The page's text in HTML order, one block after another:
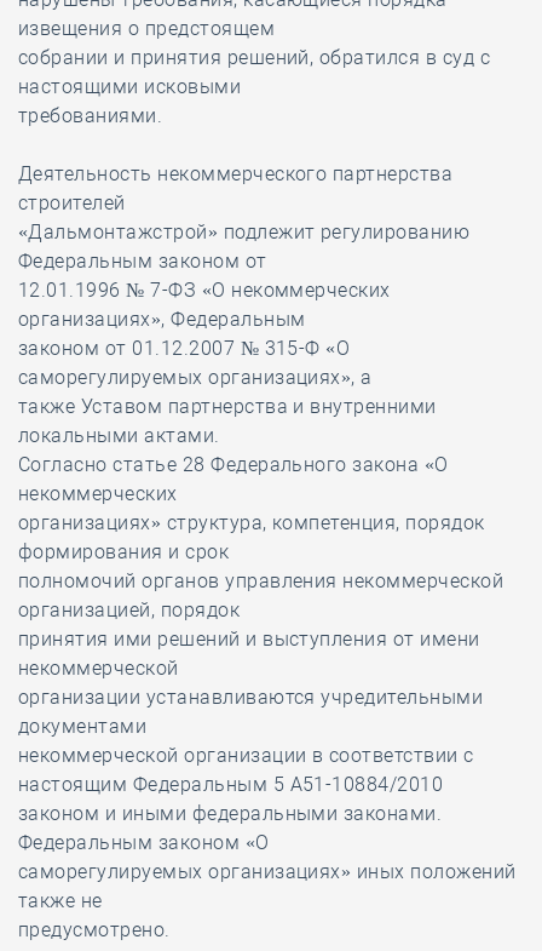
извещения о предстоящем
собрании и принятия решений, обратился в суд с
настоящими исковыми
требованиями.
Деятельность некоммерческого партнерства
строителей
«Дальмонтажстрой» подлежит регулированию
Федеральным законом от
12.01.1996 № 7-ФЗ «О некоммерческих
организациях», Федеральным
законом от 01.12.2007 № 315-Ф «О
саморегулируемых организациях», а
также Уставом партнерства и внутренними
локальными актами.
Согласно статье 28 Федерального закона «О
некоммерческих
организациях» структура, компетенция, порядок
формирования и срок
полномочий органов управления некоммерческой
организацией, порядок
принятия ими решений и выступления от имени
некоммерческой
организации устанавливаются учредительными
документами
некоммерческой организации в соответствии с
настоящим Федеральным 5 А51-10884/2010
законом и иными федеральными законами.
Федеральным законом «О
саморегулируемых организациях» иных положений
также не
предусмотрено.